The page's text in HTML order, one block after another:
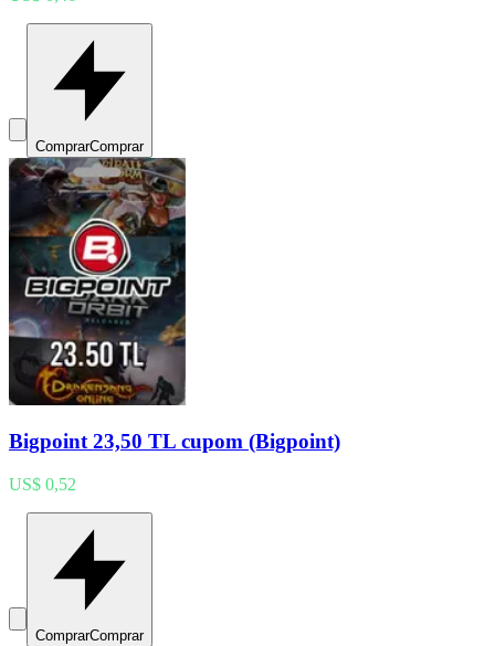
ComprarComprar
Bigpoint 23,50 TL cupom (Bigpoint)
US$ 0,52
ComprarComprar